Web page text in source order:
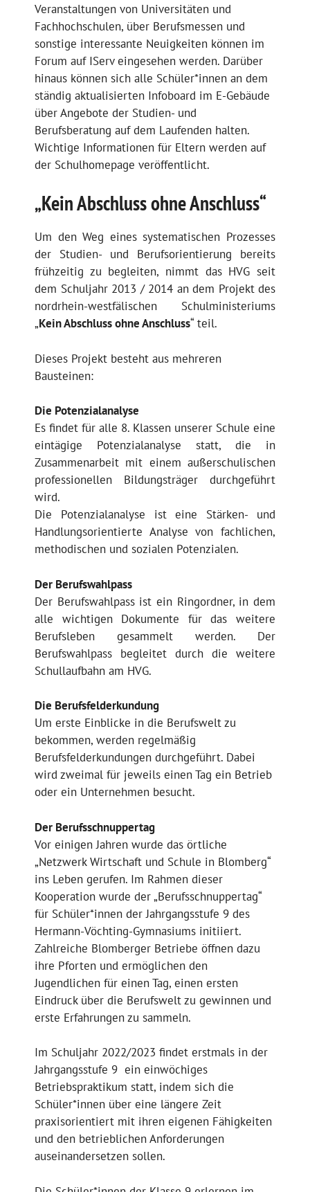
Veranstaltungen von Universitäten und
Fachhochschulen, über Berufsmessen und
sonstige interessante Neuigkeiten können im
Forum auf IServ eingesehen werden. Darüber
hinaus können sich alle Schüler*innen an dem
ständig aktualisierten Infoboard im E-Gebäude
über Angebote der Studien- und
Berufsberatung auf dem Laufenden halten.
Wichtige Informationen für Eltern werden auf
der Schulhomepage veröffentlicht.
„Kein Abschluss ohne Anschluss“
Um den Weg eines systematischen Prozesses
der Studien- und Berufsorientierung bereits
frühzeitig zu begleiten, nimmt das HVG seit
dem Schuljahr 2013 / 2014 an dem Projekt des
nordrhein-westfälischen Schulministeriums
„Kein Abschluss ohne Anschluss“ teil.
Dieses Projekt besteht aus mehreren
Bausteinen:
Die Potenzialanalyse
Es findet für alle 8. Klassen unserer Schule eine
eintägige Potenzialanalyse statt, die in
Zusammenarbeit mit einem außerschulischen
professionellen Bildungsträger durchgeführt
wird.
Die Potenzialanalyse ist eine Stärken- und
Handlungsorientierte Analyse von fachlichen,
methodischen und sozialen Potenzialen.
Der Berufswahlpass
Der Berufswahlpass ist ein Ringordner, in dem
alle wichtigen Dokumente für das weitere
Berufsleben gesammelt werden. Der
Berufswahlpass begleitet durch die weitere
Schullaufbahn am HVG.
Die Berufsfelderkundung
Um erste Einblicke in die Berufswelt zu
bekommen, werden regelmäßig
Berufsfelderkundungen durchgeführt. Dabei
wird zweimal für jeweils einen Tag ein Betrieb
oder ein Unternehmen besucht.
Der Berufsschnuppertag
Vor einigen Jahren wurde das örtliche
„Netzwerk Wirtschaft und Schule in Blomberg“
ins Leben gerufen. Im Rahmen dieser
Kooperation wurde der „Berufsschnuppertag“
für Schüler*innen der Jahrgangsstufe 9 des
Hermann-Vöchting-Gymnasiums initiiert.
Zahlreiche Blomberger Betriebe öffnen dazu
ihre Pforten und ermöglichen den
Jugendlichen für einen Tag, einen ersten
Eindruck über die Berufswelt zu gewinnen und
erste Erfahrungen zu sammeln.
Im Schuljahr 2022/2023 findet erstmals in der
Jahrgangsstufe 9 ein einwöchiges
Betriebspraktikum statt, indem sich die
Schüler*innen über eine längere Zeit
praxisorientiert mit ihren eigenen Fähigkeiten
und den betrieblichen Anforderungen
auseinandersetzen sollen.